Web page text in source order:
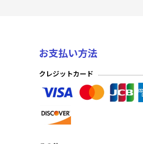
発見の旅路(プレミアム)
発見の旅路(ノーマル)
深淵のガンスリンガー(プレミアム)
深淵のガンスリンガー(ノーマル)
お支払い方法
クレジットカード